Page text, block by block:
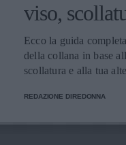
viso,
Ecco la guida
della collana in base
scollatura e alla tua
REDAZIONE DIREDONNA